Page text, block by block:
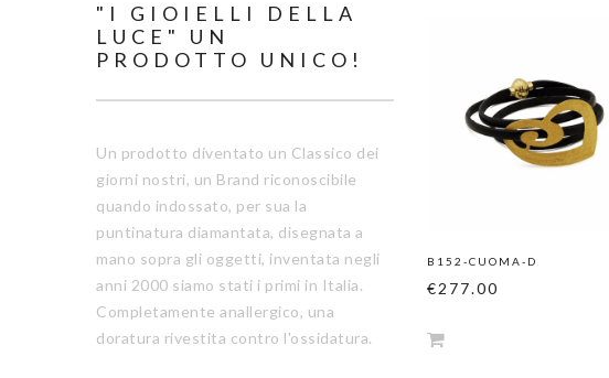
B152-CUOMA-D
€277.00
"I GIOIELLI DELLA
LUCE" UN
PRODOTTO UNICO!
Un prodotto diventato un Classico dei
giorni nostri, un Brand riconoscibile
quando indossato, per sua la
puntinatura diamantata, disegnata a
mano sopra gli oggetti, inventata negli
anni 2000 siamo stati i primi in Italia.
Completamente anallergico, una
doratura rivestita contro l'ossidatura.